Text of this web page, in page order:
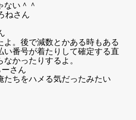
ない＾＾
ねさん
よ。後で減数とかある時もある
い番号が着たりして確定する直
かったりするよ。
さん
たちをハメる気だったみたい